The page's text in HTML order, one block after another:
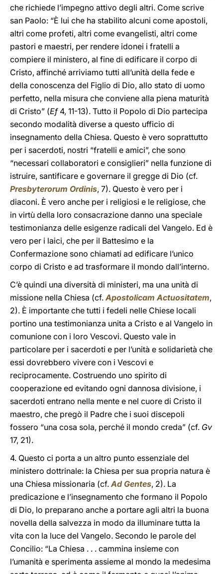
che richiede l’impegno attivo degli altri. Come scrive
san Paolo: “È lui che ha stabilito alcuni come apostoli,
altri come profeti, altri come evangelisti, altri come
pastori e maestri, per rendere idonei i fratelli a
compiere il ministero, al fine di edificare il corpo di
Cristo, affinché arriviamo tutti all’unità della fede e
della conoscenza del Figlio di Dio, allo stato di uomo
perfetto, nella misura che conviene alla piena maturità
di Cristo” (Ef4, 11-13). Tutto il Popolo di Dio partecipa
secondo modalità diverse a questo ufficio di
insegnamento della Chiesa. Questo è vero soprattutto
per i sacerdoti, nostri “fratelli e amici”, che sono
“necessari collaboratori e consiglieri” nella funzione di
istruire, santificare e governare il gregge di Dio (cf.
Presbyterorum Ordinis, 7). Questo è vero per i
diaconi. È vero anche per i religiosi e le religiose, che
in virtù della loro consacrazione danno una speciale
testimonianza delle esigenze radicali del Vangelo. Ed è
vero per i laici, che per il Battesimo e la
Confermazione sono chiamati ad edificare l’unico
corpo di Cristo e ad trasformare il mondo dall’interno.
C’è quindi una diversità di ministeri, ma una unità di
missione nella Chiesa (cf.Apostolicam Actuositatem,
2). È importante che tutti i fedeli nelle Chiese locali
portino una testimonianza unita a Cristo e al Vangelo in
comunione con i loro Vescovi. Questo vale in
particolare per i sacerdoti e per l’unità e solidarietà che
essi dovrebbero vivere con i Vescovi e
reciprocamente. Costruendo uno spirito di
cooperazione ed evitando ogni dannosa divisione, i
sacerdoti entrano nella mente e nel cuore di Cristo il
maestro, che pregò il Padre che i suoi discepoli
fossero “una cosa sola, perché il mondo creda” (cf. Gv
17, 21).
4. Questo ci porta a un altro punto essenziale del
ministero dottrinale: la Chiesa per sua propria natura è
una Chiesa missionaria (cf.Ad Gentes, 2). La
predicazione e l’insegnamento che formano il Popolo
di Dio, lo preparano anche a portare agli altri la buona
novella della salvezza in modo da illuminare tutta la
vita con la luce del Vangelo. Secondo le parole del
Concilio: “La Chiesa . . . cammina insieme con
l’umanità e sperimenta assieme al mondo la medesima